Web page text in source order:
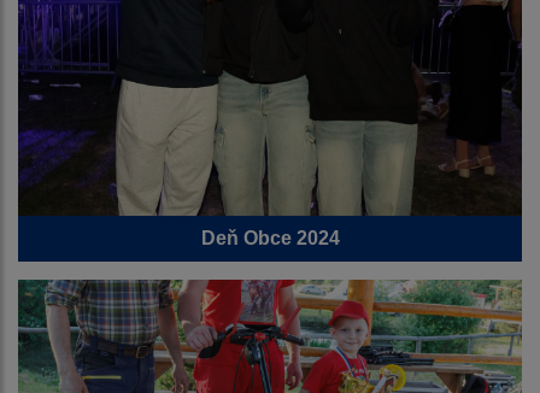
Deň Obce 2024